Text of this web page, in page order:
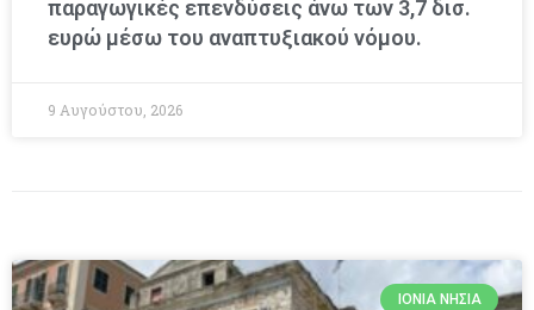
παραγωγικές επενδύσεις άνω των 3,7 δισ.
ευρώ μέσω του αναπτυξιακού νόμου.
9 Αυγούστου, 2026
ΙΌΝΙΑ ΝΗΣΙΆ